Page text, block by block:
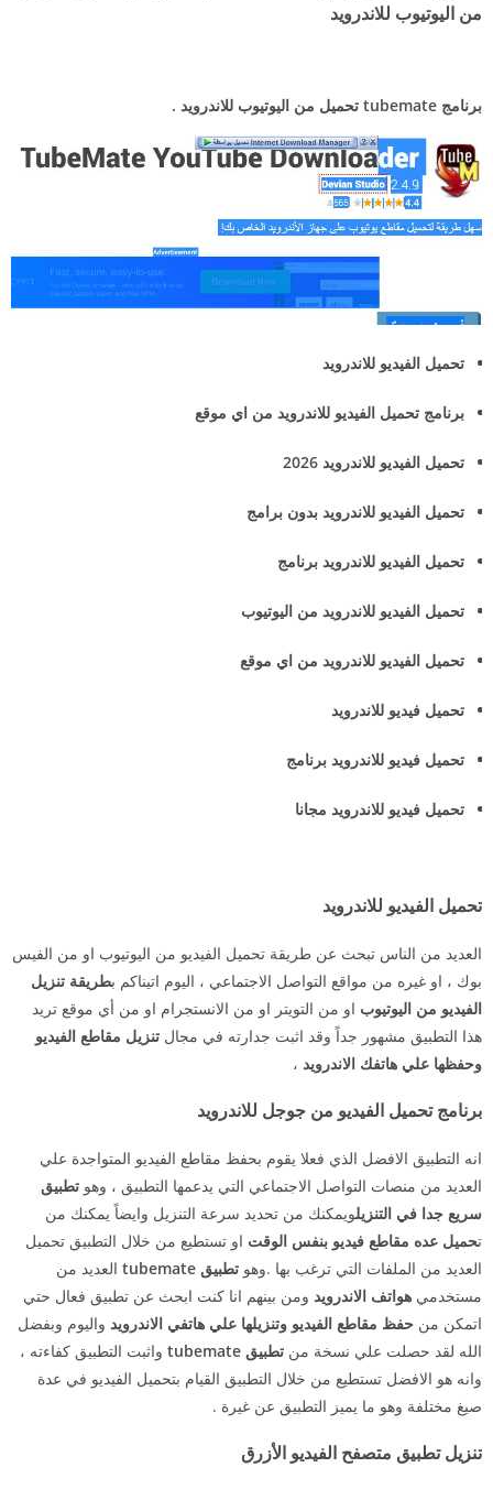
من اليوتيوب للاندرويد
برنامج tubemate تحميل من اليوتيوب للاندرويد .
تحميل الفيديو للاندرويد
برنامج تحميل الفيديو للاندرويد من اي موقع
تحميل الفيديو للاندرويد 2026
تحميل الفيديو للاندرويد بدون برامج
تحميل الفيديو للاندرويد برنامج
تحميل الفيديو للاندرويد من اليوتيوب
تحميل الفيديو للاندرويد من اي موقع
تحميل فيديو للاندرويد
تحميل فيديو للاندرويد برنامج
تحميل فيديو للاندرويد مجانا
تحميل الفيديو للاندرويد
العديد من الناس تبحث عن طريقة تحميل الفيديو من اليوتيوب او من الفيس
بوك ، او غيره من مواقع التواصل الاجتماعي ، اليوم اتيناكم بطريقة تنزيل
الفيديو من اليوتيوب او من التويتر او من الانستجرام او من أي موقع تريد
هذا التطبيق مشهور جداً وقد اثبت جدارته في مجال تنزيل مقاطع الفيديو
وحفظها علي هاتفك الاندرويد ،
برنامج تحميل الفيديو من جوجل للاندرويد
انه التطبيق الافضل الذي فعلا يقوم بحفظ مقاطع الفيديو المتواجدة علي
العديد من منصات التواصل الاجتماعي التي يدعمها التطبيق ، وهو تطبيق
سريع جدا في التنزيلويمكنك من تحديد سرعة التنزيل وايضاً يمكنك من
تحميل عده مقاطع فيديو بنفس الوقت او تستطيع من خلال التطبيق تحميل
العديد من الملفات التي ترغب بها .وهو تطبيق
العديد من
مستخدمي هواتف الاندرويد ومن بينهم انا كنت ابحث عن تطبيق فعال حتي
اتمكن من حفظ مقاطع الفيديو وتنزيلها علي هاتفي الاندرويد واليوم وبفضل
الله لقد حصلت علي نسخة من تطبيق tubemate واثبت التطبيق كفاءته ،
وانه هو الافضل تستطيع من خلال التطبيق القيام بتحميل الفيديو في عدة
صيغ مختلفة وهو ما يميز التطبيق عن غيرة .
تنزيل تطبيق متصفح الفيديو الأزرق